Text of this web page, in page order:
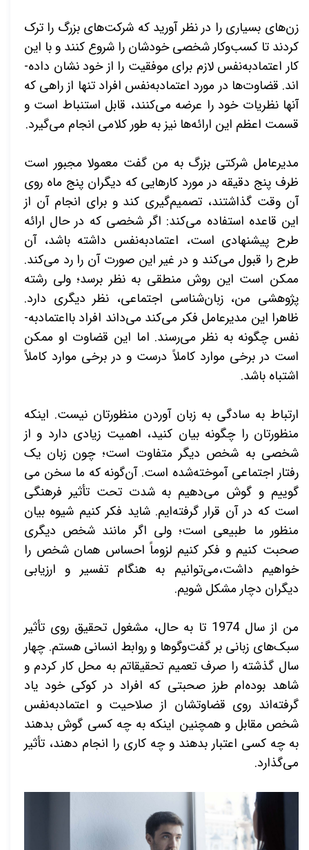
زن‌­های بسیاری را در نظر آورید که شرکت­‌های بزرگ را ترک
کردند تا کسب­‌وکار شخصی خودشان را شروع کنند و با این
کار اعتمادبه­‌نفس لازم برای موفقیت را از خود نشان داده‌­
اند. قضاوت­‌ها در مورد اعتمادبه­‌نفس افراد تنها از راهی که
آن­ها نظریات خود را عرضه می­‌کنند، قابل استنباط است و
قسمت اعظم این ارائه‌­ها نیز به طور کلامی انجام می‌­گیرد.
مدیرعامل شرکتی بزرگ به من گفت معمولا مجبور است
ظرف پنج دقیقه در مورد کارهایی که دیگران پنج ماه روی
آن وقت گذاشتند، تصمیم‌­گیری کند و برای انجام آن از
این قاعده استفاده می­‌کند: اگر شخصی که در حال ارائه
طرح پیشنهادی است، اعتمادبه‌­نفس داشته باشد، آن
طرح را قبول می‌­کند و در غیر این صورت آن را رد می­‌کند.
ممکن است این روش منطقی به نظر برسد؛ ولی رشته
پژوهشی من، زبان­‌شناسی اجتماعی، نظر دیگری دارد.
ظاهرا این مدیرعامل فکر می‌­کند می­‌داند افراد بااعتمادبه‌­
نفس چگونه به نظر می­‌رسند. اما این قضاوت او ممکن
است در برخی موارد کاملاً درست و در برخی موارد کاملاً
اشتباه باشد.
ارتباط به سادگی به زبان آوردن منظورتان نیست. اینکه
منظورتان را چگونه بیان کنید، اهمیت زیادی دارد و از
شخصی به شخص دیگر متفاوت است؛ چون زبان یک
رفتار اجتماعی آموخته­‌شده است. آن­‌گونه که ما سخن می­‌
گوییم و گوش می­‌دهیم به شدت تحت تأثیر فرهنگی
است که در آن قرار گرفته‌­ایم. شاید فکر کنیم شیوه بیان
منظور ما طبیعی است؛ ولی اگر مانند شخص دیگری
صحبت کنیم و فکر کنیم لزوماً احساس همان شخص را
خواهیم داشت،می‌­توانیم به هنگام تفسیر و ارزیابی
دیگران دچار مشکل شویم.
من از سال 1974 تا به حال، مشغول تحقیق روی تأثیر
سبک­‌های زبانی بر گفت­‌وگوها و روابط انسانی هستم. چهار
سال گذشته را صرف تعمیم تحقیقاتم به محل کار کردم و
شاهد بوده‌­ام طرز صحبتی که افراد در کوکی خود یاد
گرفته‌­اند روی قضاوتشان از صلاحیت و اعتمادبه­‌نفس
شخص مقابل و همچنین اینکه به چه کسی گوش بدهند
به چه کسی اعتبار بدهند و چه کاری را انجام دهند، تأثیر
می‌­گذارد.